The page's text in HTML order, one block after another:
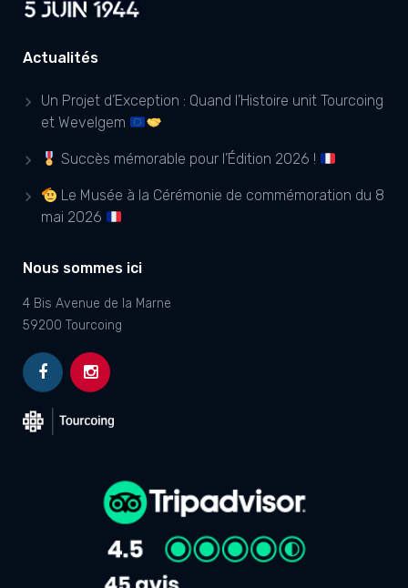
Actualités
Un Projet d’Exception : Quand l’Histoire unit Tourcoing
et Wevelgem
Succès mémorable pour l’Édition 2026 !
Le Musée à la Cérémonie de commémoration du 8
mai 2026
Nous sommes ici
4 Bis Avenue de la Marne
59200 Tourcoing